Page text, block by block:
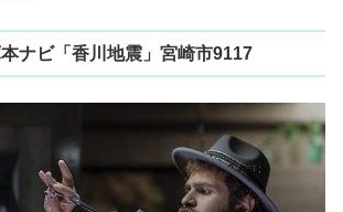
ナビ「香川地震」宮崎市9117